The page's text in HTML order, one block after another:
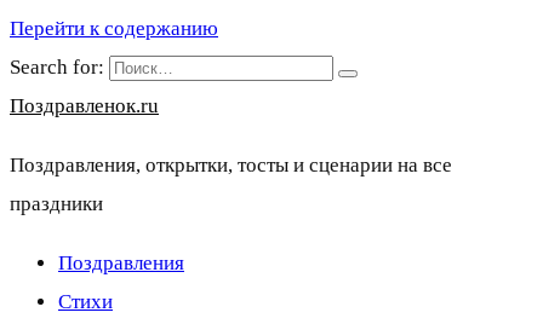
Перейти к содержанию
Search for:
Поздравленок.ru
Поздравления, открытки, тосты и сценарии на все
праздники
Поздравления
Стихи